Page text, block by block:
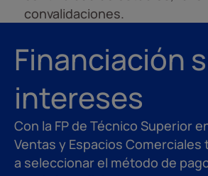
convalidaciones.
Financiación
intereses
Con la FP de Técnico Superior
Ventas y Espacios
a seleccionar el método de